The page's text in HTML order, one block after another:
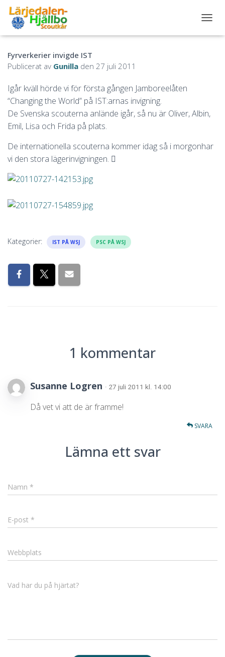
L
A
E
Fyrverkerier invigde IST
Publicerat av Gunilla den 27 juli 2011
Igår kväll hörde vi för första gången Jamboreelåten
“Changing the World” på IST:arnas invigning.
De Svenska scouterna anlände igår, så nu är Oliver, Albin,
Emil, Lisa och Frida på plats.
De internationella scouterna kommer idag så i morgonhar
vi den stora lägerinvigningen. 
Kategorier: IST PÅ WSJ PSC PÅ WSJ
1 kommentar
Susanne Logren · 27 juli 2011 kl. 14:00
Då vet vi att de är framme!
SVARA
Lämna ett svar
Namn *
E-post *
Webbplats
Vad har du på hjärtat?